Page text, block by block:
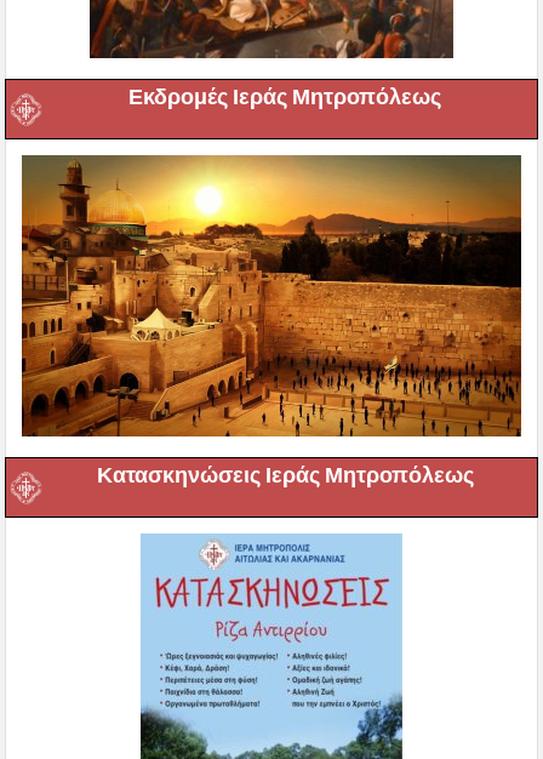
Εκδρομές Ιεράς Μητροπόλεως
Κατασκηνώσεις Ιεράς Μητροπόλεως